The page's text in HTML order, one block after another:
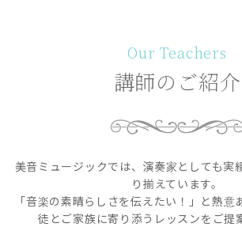
Our Teachers
講師のご紹介
美音ミュージックでは、演奏家としても実
り揃えています。
「音楽の素晴らしさを伝えたい！」と熱意
徒とご家族に寄り添うレッスンをご提